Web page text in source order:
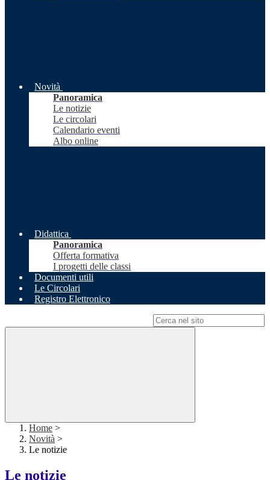
Novità
Panoramica
Le notizie
Le circolari
Calendario eventi
Albo online
Didattica
Panoramica
Offerta formativa
I progetti delle classi
Documenti utili
Le Circolari
Registro Elettronico
Home >
Novità >
Le notizie
Le notizie